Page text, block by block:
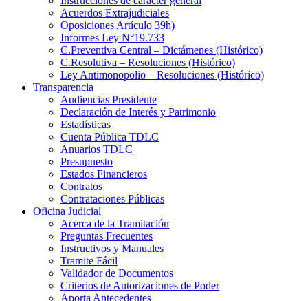
Acuerdos Extrajudiciales
Oposiciones Artículo 39h)
Informes Ley N°19.733
C.Preventiva Central – Dictámenes (Histórico)
C.Resolutiva – Resoluciones (Histórico)
Ley Antimonopolio – Resoluciones (Histórico)
Transparencia
Audiencias Presidente
Declaración de Interés y Patrimonio
Estadísticas
Cuenta Pública TDLC
Anuarios TDLC
Presupuesto
Estados Financieros
Contratos
Contrataciones Públicas
Oficina Judicial
Acerca de la Tramitación
Preguntas Frecuentes
Instructivos y Manuales
Tramite Fácil
Validador de Documentos
Criterios de Autorizaciones de Poder
Aporta Antecedentes